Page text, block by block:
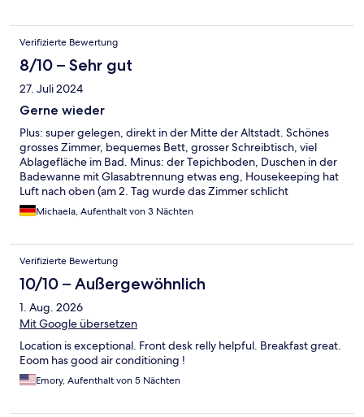
Verifizierte Bewertung
8/10 – Sehr gut
27. Juli 2024
Gerne wieder
Plus: super gelegen, direkt in der Mitte der Altstadt. Schönes
grosses Zimmer, bequemes Bett, grosser Schreibtisch, viel
Ablagefläche im Bad. Minus: der Tepichboden, Duschen in der
Badewanne mit Glasabtrennung etwas eng, Housekeeping hat
Luft nach oben (am 2. Tag wurde das Zimmer schlicht
"vergessen")
Michaela, Aufenthalt von 3 Nächten
Verifizierte Bewertung
10/10 – Außergewöhnlich
1. Aug. 2026
Mit Google übersetzen
Location is exceptional. Front desk relly helpful. Breakfast great.
Eoom has good air conditioning !
Emory, Aufenthalt von 5 Nächten